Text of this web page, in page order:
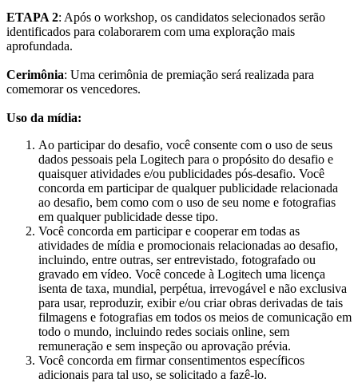
ETAPA 2: Após o workshop, os candidatos selecionados serão
identificados para colaborarem com uma exploração mais
aprofundada.
Cerimônia: Uma cerimônia de premiação será realizada para
comemorar os vencedores.
Uso da mídia:
Ao participar do desafio, você consente com o uso de seus
dados pessoais pela Logitech para o propósito do desafio e
quaisquer atividades e/ou publicidades pós-desafio. Você
concorda em participar de qualquer publicidade relacionada
ao desafio, bem como com o uso de seu nome e fotografias
em qualquer publicidade desse tipo.
Você concorda em participar e cooperar em todas as
atividades de mídia e promocionais relacionadas ao desafio,
incluindo, entre outras, ser entrevistado, fotografado ou
gravado em vídeo. Você concede à Logitech uma licença
isenta de taxa, mundial, perpétua, irrevogável e não exclusiva
para usar, reproduzir, exibir e/ou criar obras derivadas de tais
filmagens e fotografias em todos os meios de comunicação em
todo o mundo, incluindo redes sociais online, sem
remuneração e sem inspeção ou aprovação prévia.
Você concorda em firmar consentimentos específicos
adicionais para tal uso, se solicitado a fazê-lo.